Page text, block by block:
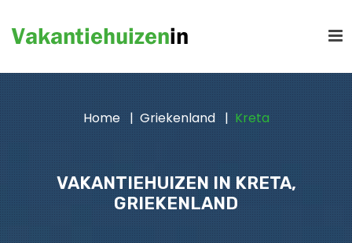
VAKANTIEHUIZEN IN KRETA,
GRIEKENLAND
Home Griekenland Kreta